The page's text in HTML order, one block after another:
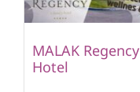
MALAK Regency
Hotel